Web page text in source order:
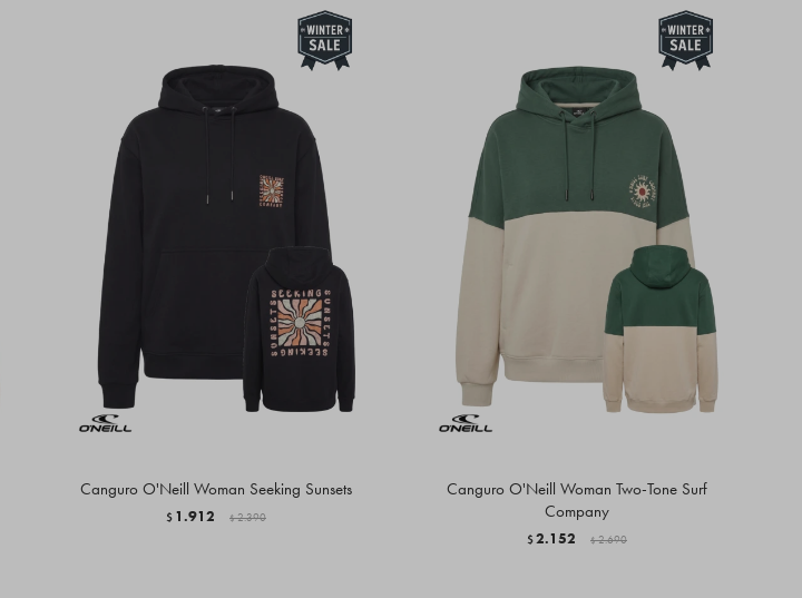
Canguro O'Neill Woman Seeking Sunsets
$ 1.912 $ 2.390
Canguro O'Neill Woman Two-Tone Surf
Company
$2.152 $ 2.690